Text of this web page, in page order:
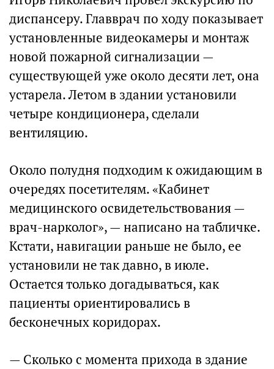
диспансеру. Главврач по ходу показывает
установленные видеокамеры и монтаж
новой пожарной сигнализации —
существующей уже около десяти лет, она
устарела. Летом в здании установили
четыре кондиционера, сделали
вентиляцию.
Около полудня подходим к ожидающим в
очередях посетителям. «Кабинет
медицинского освидетельствования —
врач-нарколог», — написано на табличке.
Кстати, навигации раньше не было, ее
установили не так давно, в июле.
Остается только догадываться, как
пациенты ориентировались в
бесконечных коридорах.
— Сколько с момента прихода в здание